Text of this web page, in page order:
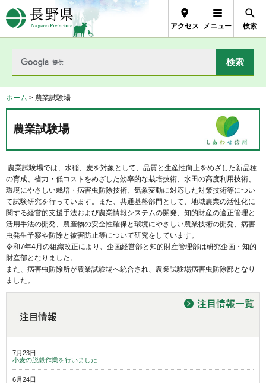
長野県Nagano Prefecture
アクセス メニュー 検索
ホーム > 農業試験場
農業試験場
農業試験場では、水稲、麦を対象として、品質と生産性向上をめざした新品種
の育成、省力・低コストをめざした効率的な栽培技術、水田の高度利用技術、
環境にやさしい栽培・病害虫防除技術、気象変動に対応した対策技術等につい
て試験研究を行っています。また、共通基盤部門として、地域農業の活性化に
関する経営的支援手法および農業情報システムの開発、知的財産の適正管理と
活用手法の開発、農産物の安全性確保と環境にやさしい農業技術の開発、病害
虫発生予察や防除と被害防止等について研究をしています。
令和7年4月の組織改正により、企画経営部と知的財産管理部は研究企画・知的
財産部となりました。
また、病害虫防除所が農業試験場へ統合され、農業試験場病害虫防除部となり
ました。
7月23日
小麦の脱穀作業を行いました
6月24日